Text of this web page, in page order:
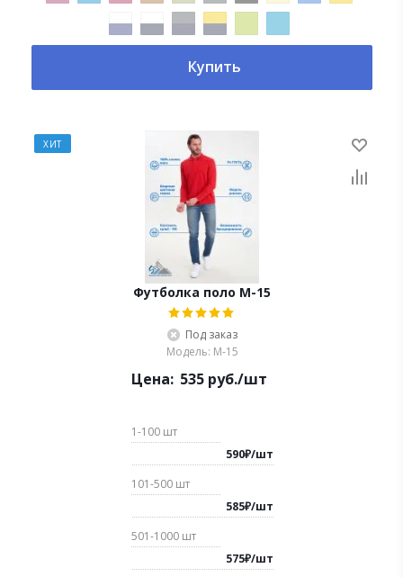
Купить
ХИТ
Футболка поло М-15
Под заказ
Модель: М-15
Цена: 535руб./шт
1-100 шт
590₽/шт
101-500 шт
585₽/шт
501-1000 шт
575₽/шт